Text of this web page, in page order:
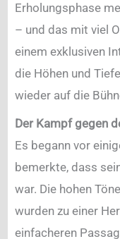
Erholungsphase
– und das mit viel
einem exklusiven
die Höhen und
wieder auf die
Der Kampf gegen
Es begann vor
bemerkte, dass
war. Die hohen
wurden zu einer
einfacheren